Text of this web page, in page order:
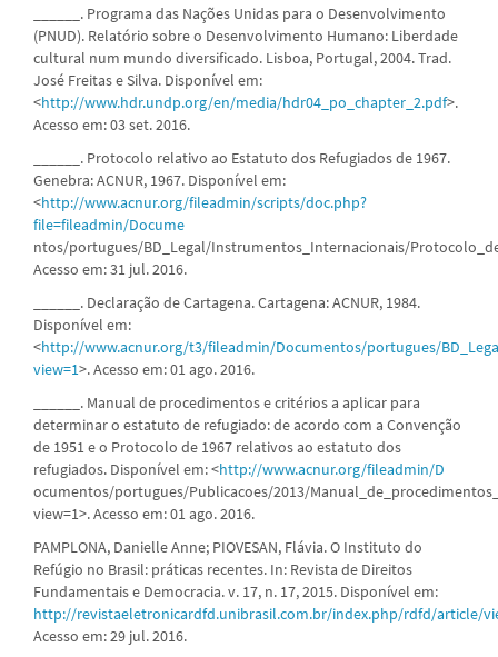
______. Programa das Nações Unidas para o Desenvolvimento
(PNUD). Relatório sobre o Desenvolvimento Humano: Liberdade
cultural num mundo diversificado. Lisboa, Portugal, 2004. Trad.
José Freitas e Silva. Disponível em:
<http://www.hdr.undp.org/en/media/hdr04_po_chapter_2.pdf>.
Acesso em: 03 set. 2016.
______. Protocolo relativo ao Estatuto dos Refugiados de 1967.
Genebra: ACNUR, 1967. Disponível em:
<http://www.acnur.org/fileadmin/scripts/doc.php?
file=fileadmin/Docume
ntos/portugues/BD_Legal/Instrumentos_Internacionais/
Acesso em: 31 jul. 2016.
______. Declaração de Cartagena. Cartagena: ACNUR, 1984.
Disponível em:
<http://www.acnur.org/t3/fileadmin/Documentos/portugues/
view=1>. Acesso em: 01 ago. 2016.
______. Manual de procedimentos e critérios a aplicar para
determinar o estatuto de refugiado: de acordo com a Convenção
de 1951 e o Protocolo de 1967 relativos ao estatuto dos
refugiados. Disponível em: <http://www.acnur.org/fileadmin/D
ocumentos/portugues/Publicacoes/2013/
view=1>. Acesso em: 01 ago. 2016.
PAMPLONA, Danielle Anne; PIOVESAN, Flávia. O Instituto do
Refúgio no Brasil: práticas recentes. In: Revista de Direitos
Fundamentais e Democracia. v. 17, n. 17, 2015. Disponível em:
http://revistaeletronicardfd.unibrasil.com.br/index.php/rdfd/article/
Acesso em: 29 jul. 2016.